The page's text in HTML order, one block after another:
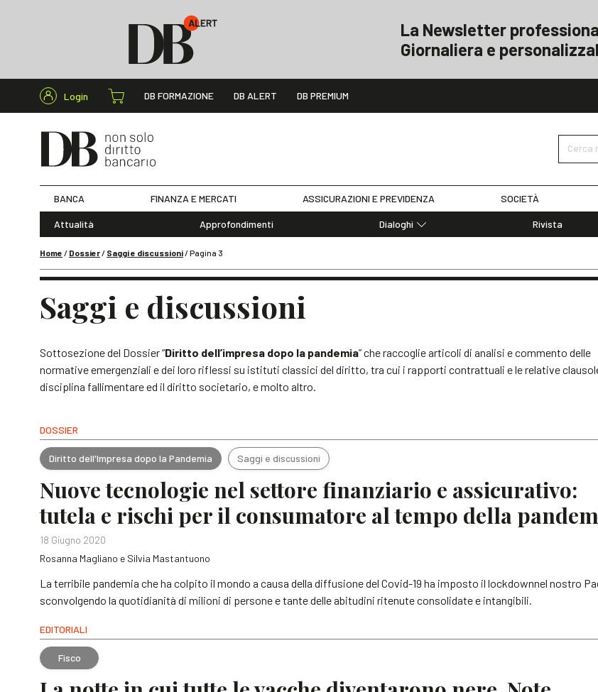
La Newsletter
Giornaliera e
Login DB FORMAZIONE DB ALERT DB PREMIUM
Cerca
BANCA FINANZA E MERCATI ASSICURAZIONI E PREVIDENZA SOCIETÀ
Attualità Approfondimenti
Dialoghi
Articoli
Rivista
Home / Dossier/ Saggi e discussioni/Pagina 3
Saggi e discussioni
Sottosezione del Dossier “Diritto dell’impresa dopo la pandemia” che raccoglie articoli di analisi e commento delle
normative emergenziali e dei loro riflessi su istituti classici del diritto, tra cui i rapporti contrattuali e le relative
disciplina fallimentare ed il diritto societario, e molto altro.
DOSSIER
Diritto dell'Impresa dopo la Pandemia Saggi e discussioni
Nuove tecnologie nel settore finanziario e assicurativo:
tutela e rischi per il consumatore al tempo della
18 Giugno 2020
Rosanna Magliano e Silvia Mastantuono
La terribile pandemia che ha colpito il mondo a causa della diffusione del Covid-19 ha imposto il lockdownnel nostro
sconvolgendo la quotidianità di milioni di persone e tante delle abitudini ritenute consolidate e intangibili.
EDITORIALI
Fisco